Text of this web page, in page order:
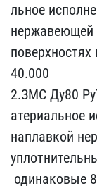
льное
не​ржавеющей
40.000
2.ЗМС Ду80
атериальное
наплав​кой
одинаковые